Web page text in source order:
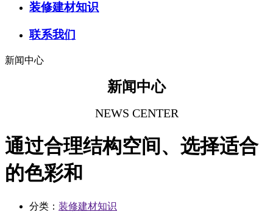
装修建材知识
联系我们
新闻中心
新闻中心
NEWS CENTER
通过合理结构空间、选择适合
的色彩和
分类： 装修建材知识